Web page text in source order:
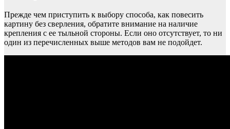
Прежде чем приступить к выбору способа, как повесить
картину без сверления, обратите внимание на наличие
крепления с ее тыльной стороны. Если оно отсутствует, то ни
один из перечисленных выше методов вам не подойдет.